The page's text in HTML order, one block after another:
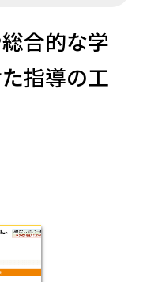
合的な学
指導の工